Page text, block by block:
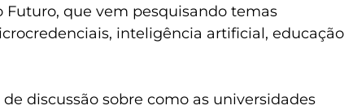
Futuro, que vem pesquisando temas
inteligência artificial, educação
discussão sobre como as universidades